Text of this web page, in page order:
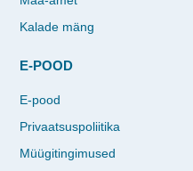
Kalade mäng
E-POOD
E-pood
Privaatsuspoliitika
Müügitingimused